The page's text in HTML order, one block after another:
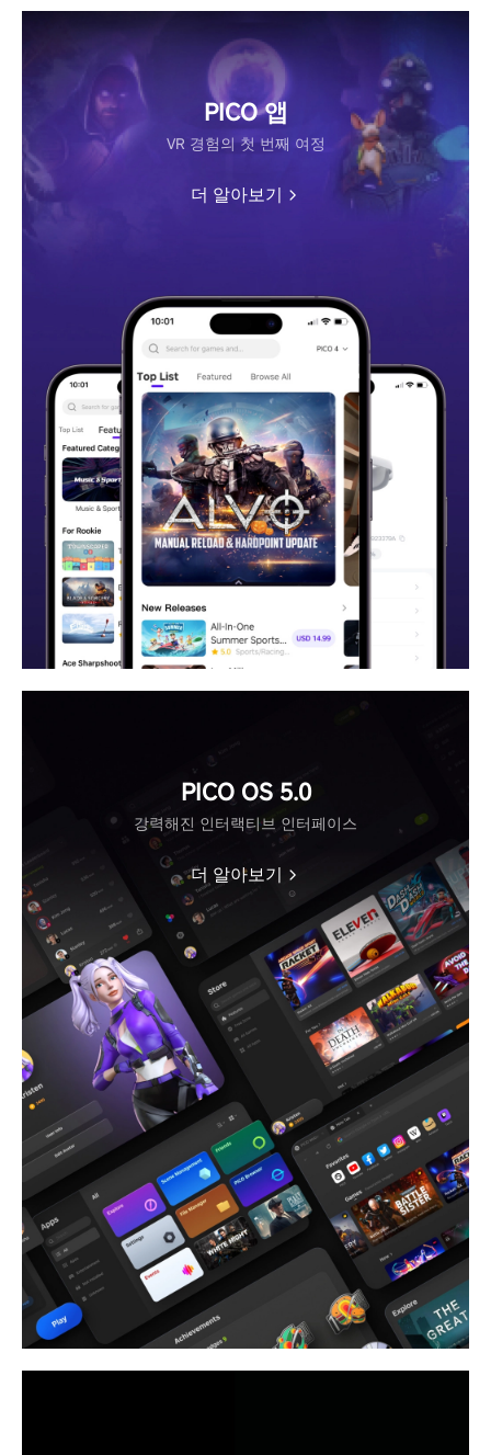
PICO 앱
VR 경험의 첫 번째 여정
더 알아보기
PICO OS 5.0
강력해진 인터랙티브 인터페이스
더 알아보기